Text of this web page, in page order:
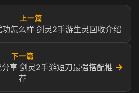
上一篇
怎么样 剑灵2手游生灵回收介绍
下一篇
享 剑灵2手游短刀最强搭配推
荐
→